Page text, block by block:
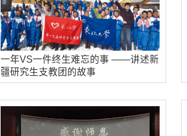
一年VS一件终生难忘的事 ——讲述新
疆研究生支教团的故事